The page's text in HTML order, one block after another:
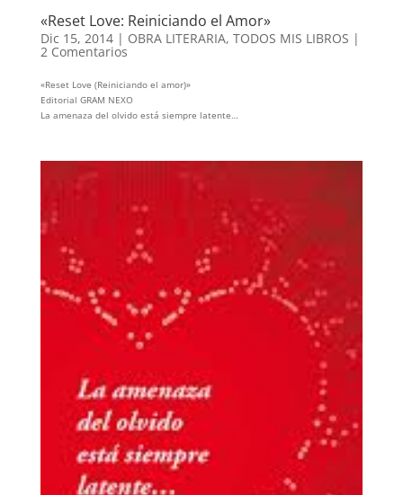
«Reset Love: Reiniciando el Amor»
Dic 15, 2014| OBRA LITERARIA, TODOS MIS LIBROS |
2 Comentarios
«Reset Love (Reiniciando el amor)»
Editorial GRAM NEXO
La amenaza del olvido está siempre latente…